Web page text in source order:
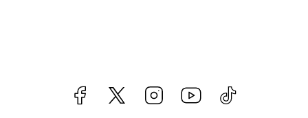
Facebook NataliNabytek
Instagram YouTube